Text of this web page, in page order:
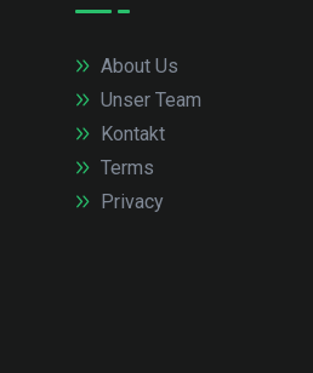
About Us
Unser Team
Kontakt
Terms
Privacy